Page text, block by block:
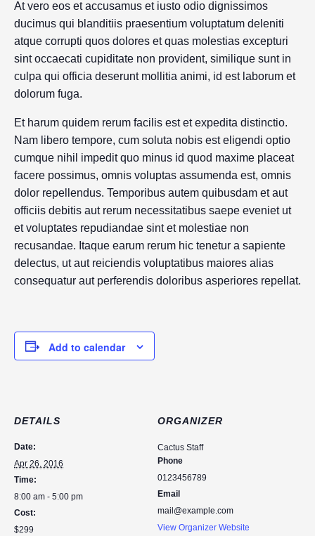
At vero eos et accusamus et iusto odio dignissimos
ducimus qui blanditiis praesentium voluptatum deleniti
atque corrupti quos dolores et quas molestias excepturi
sint occaecati cupiditate non provident, similique sunt in
culpa qui officia deserunt mollitia animi, id est laborum et
dolorum fuga.
Et harum quidem rerum facilis est et expedita distinctio.
Nam libero tempore, cum soluta nobis est eligendi optio
cumque nihil impedit quo minus id quod maxime placeat
facere possimus, omnis voluptas assumenda est, omnis
dolor repellendus. Temporibus autem quibusdam et aut
officiis debitis aut rerum necessitatibus saepe eveniet ut
et voluptates repudiandae sint et molestiae non
recusandae. Itaque earum rerum hic tenetur a sapiente
delectus, ut aut reiciendis voluptatibus maiores alias
consequatur aut perferendis doloribus asperiores repellat.
Add to calendar
DETAILS
Date:
Apr 26, 2016
Time:
8:00 am - 5:00 pm
Cost:
$299
ORGANIZER
Cactus Staff
Phone
0123456789
Email
mail@example.com
View Organizer Website